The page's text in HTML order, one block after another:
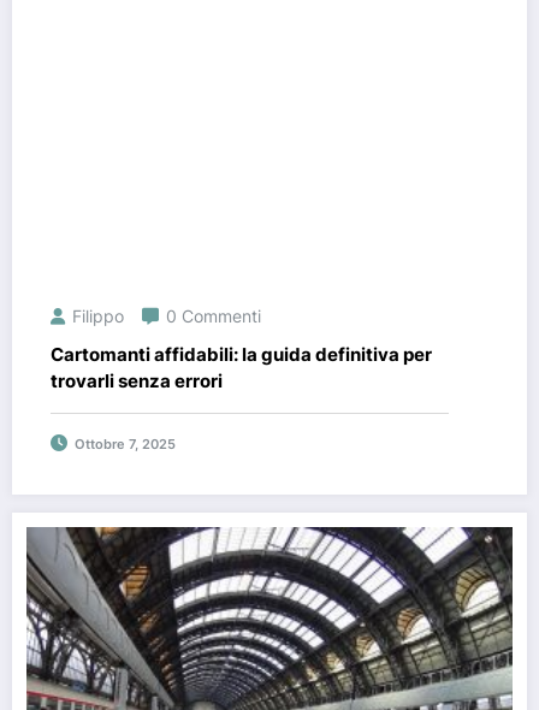
Filippo 0 Commenti
Cartomanti affidabili: la guida definitiva per
trovarli senza errori
Ottobre 7, 2025